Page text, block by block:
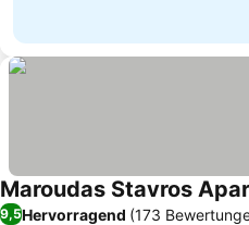
Maroudas Stavros
9,5Hervorragend (173